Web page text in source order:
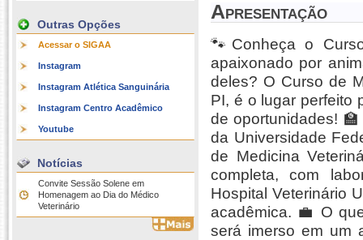
Outras Opções
Acessar o SIGAA
Instagram
Instagram Atlética Sanguinária
Instagram Centro Acadêmico
Youtube
Notícias
Convite Sessão Solene em
Homenagem ao Dia do Médico
Veterinário
Apresentação
🐾Conheça o
apaixonado por
deles? O Curso de
PI, é o lugar perfeito
de oportunidades!
da Universidade
de Medicina
completa, com
Hospital Veterinário
acadêmica. 💼 O
será imerso em um